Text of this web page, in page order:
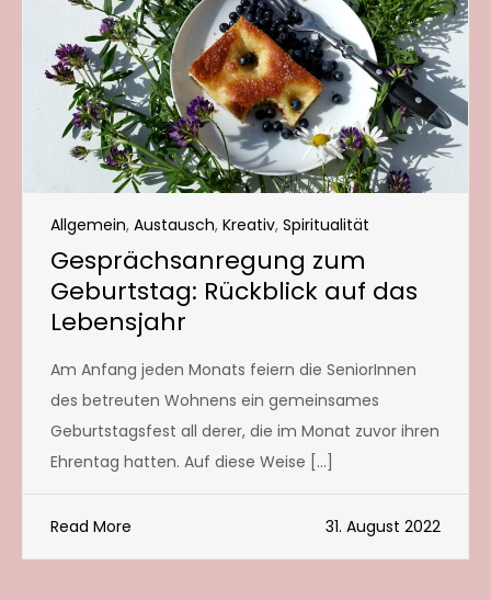
Allgemein, Austausch, Kreativ, Spiritualität
Gesprächsanregung zum
Geburtstag: Rückblick auf das
Lebensjahr
Am Anfang jeden Monats feiern die SeniorInnen
des betreuten Wohnens ein gemeinsames
Geburtstagsfest all derer, die im Monat zuvor ihren
Ehrentag hatten. Auf diese Weise […]
Read More 31. August 2022